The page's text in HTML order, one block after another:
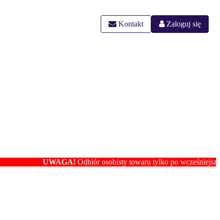
Kontakt Zaloguj się
UWAGA!Odbiór osobisty towaru tylko po wcześniejszym